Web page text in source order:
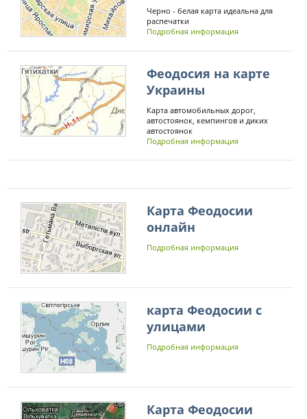
Черно - белая карта идеальна для
распечатки
Подробная информация
Феодосия на карте
Украины
Карта автомобильных дорог,
автостоянок, кемпингов и диких
автостоянок
Подробная информация
Карта Феодосии
онлайн
Подробная информация
карта Феодосии с
улицами
Подробная информация
Карта Феодосии